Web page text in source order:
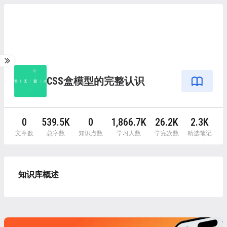
CSS盒模型的完整认识
0
文章数
539.5K
总字数
0
知识点数
1,866.7K
学习人数
26.2K
学完次数
2.3K
精选笔记
知识库概述